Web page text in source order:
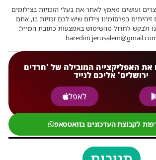
ועושים מאמץ לאתר את בעלי הזכויות בצילומים
זיהיתים בפרסומינו צילום שיש לכם זכויות בו, אתם
ולבקש לחדול מהשימוש באמצעות כתובת המייל:
את האפליקצייה המובילה של 'חרדים
ירושלים' אליכם לנייד
לאפל
לקבוצת העדכונים בוואטסאפ